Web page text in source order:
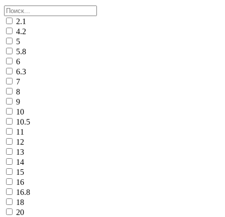
2.1
4.2
5
5.8
6
6.3
7
8
9
10
10.5
11
12
13
14
15
16
16.8
18
20